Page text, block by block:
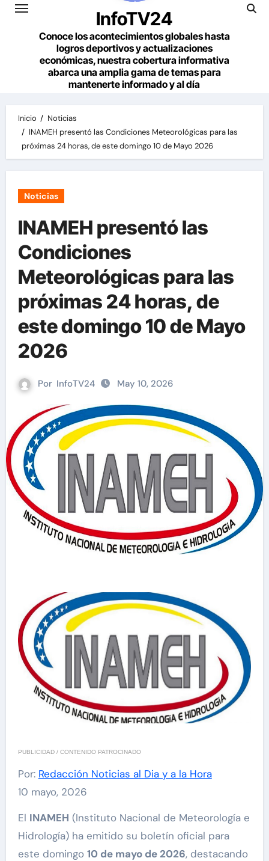
InfoTV24
Conoce los acontecimientos globales hasta
logros deportivos y actualizaciones
económicas, nuestra cobertura informativa
abarca una amplia gama de temas para
mantenerte informado y al día
Inicio
Noticias
INAMEH presentó las Condiciones Meteorológicas para las
próximas 24 horas, de este domingo 10 de Mayo 2026
Noticias
INAMEH presentó las
Condiciones
Meteorológicas para las
próximas 24 horas, de
este domingo 10 de Mayo
2026
Por InfoTV24 May 10, 2026
PUBLICIDAD / CONTENIDO PATROCINADO
Por: Redacción Noticias al Dia y a la Hora
10 mayo, 2026
El INAMEH (Instituto Nacional de Meteorología e
Hidrología) ha emitido su boletín oficial para
este domingo 10 de mayo de 2026, destacando